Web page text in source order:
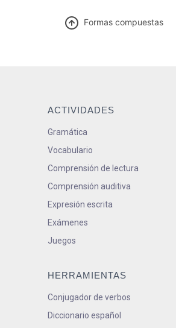
Formas compuestas
ACTIVIDADES
Gramática
Vocabulario
Comprensión de lectura
Comprensión auditiva
Expresión escrita
Exámenes
Juegos
HERRAMIENTAS
Conjugador de verbos
Diccionario español